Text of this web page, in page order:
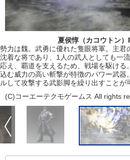
夏侯惇（カコウトン）
勢力は魏。武勇に優れた隻眼将軍。主君
沈着な将であり、1人の武人としても一
応え、覇道を支えるため、戦場を駆ける
込む威力の高い斬撃が特徴のパワー武器
ルして攻撃する武影脚を繰り出すことが
(C)コーエーテクモゲームス All rights